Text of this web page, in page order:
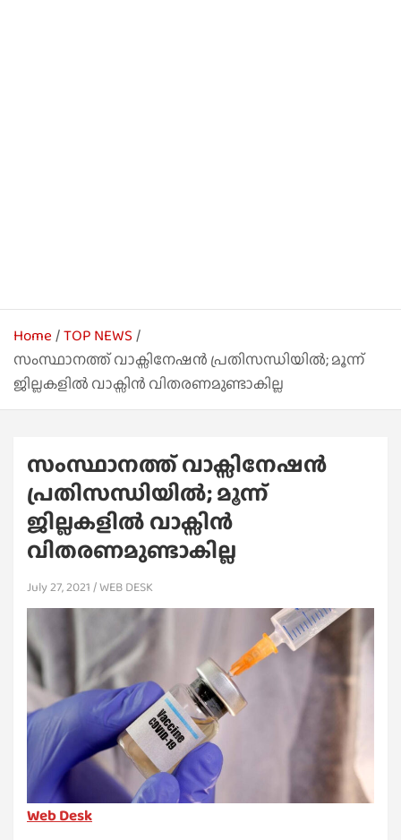
Home TOP NEWS
സംസ്ഥാനത്ത് വാക്സിനേഷന്‍ പ്രതിസന്ധിയില്‍; മൂന്ന്
ജില്ലകളില്‍ വാക്സിന്‍ വിതരണമുണ്ടാകില്ല
സംസ്ഥാനത്ത് വാക്സിനേഷന്‍
പ്രതിസന്ധിയില്‍; മൂന്ന്
ജില്ലകളില്‍ വാക്സിന്‍
വിതരണമുണ്ടാകില്ല
July 27, 2021 WEB DESK
Web Desk